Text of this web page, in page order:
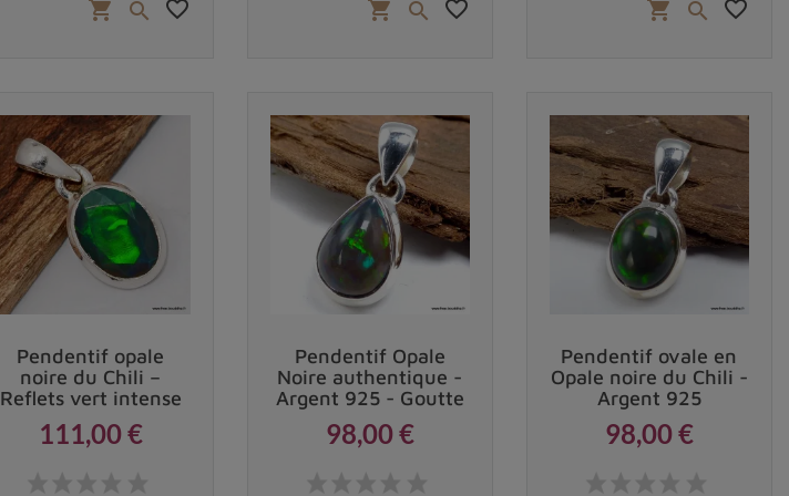
shopping_cart  favorite_border shopping_cart  favorite_border shopping_cart  favorite_border
Pendentif opale
noire du Chili –
Reflets vert intense
111,00 €
Pendentif Opale
Noire authentique -
Argent 925 - Goutte
98,00 €
Pendentif ovale en
Opale noire du Chili -
Argent 925
98,00 €